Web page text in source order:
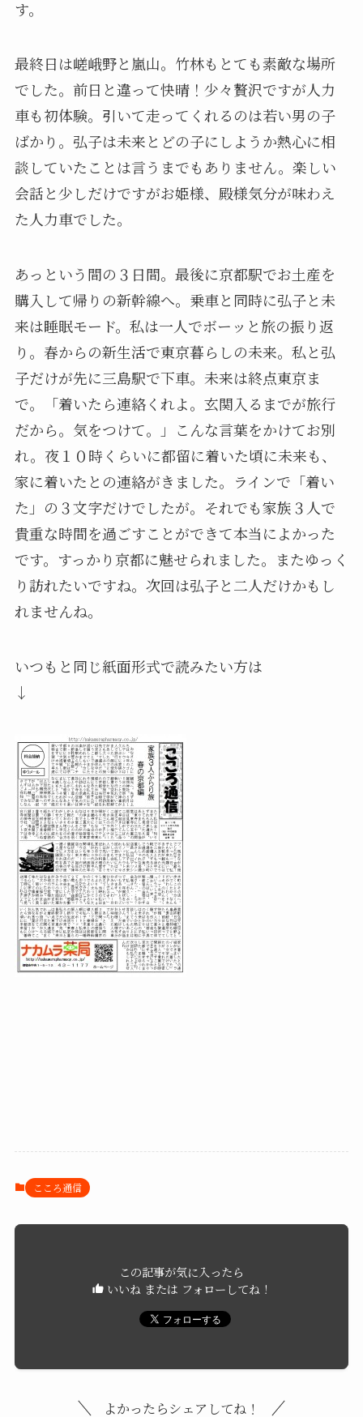
す。
最終日は嵯峨野と嵐山。竹林もとても素敵な場所
でした。前日と違って快晴！少々贅沢ですが人力
車も初体験。引いて走ってくれるのは若い男の子
ばかり。弘子は未来とどの子にしようか熱心に相
談していたことは言うまでもありません。楽しい
会話と少しだけですがお姫様、殿様気分が味わえ
た人力車でした。
あっという間の３日間。最後に京都駅でお土産を
購入して帰りの新幹線へ。乗車と同時に弘子と未
来は睡眠モード。私は一人でボーッと旅の振り返
り。春からの新生活で東京暮らしの未来。私と弘
子だけが先に三島駅で下車。未来は終点東京ま
で。「着いたら連絡くれよ。玄関入るまでが旅行
だから。気をつけて。」こんな言葉をかけてお別
れ。夜１０時くらいに都留に着いた頃に未来も、
家に着いたとの連絡がきました。ラインで「着い
た」の３文字だけでしたが。それでも家族３人で
貴重な時間を過ごすことができて本当によかった
です。すっかり京都に魅せられました。またゆっく
り訪れたいですね。次回は弘子と二人だけかもし
れませんね。
いつもと同じ紙面形式で読みたい方は
↓
こころ通信
この記事が気に入ったら
いいね または フォローしてね！
よかったらシェアしてね！